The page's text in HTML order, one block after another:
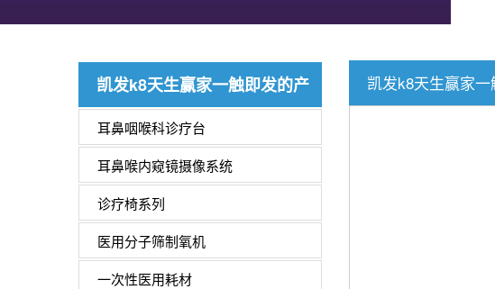
凯发k8天生赢家一触即发的产
品中心
耳鼻咽喉科诊疗台
耳鼻喉内窥镜摄像系统
诊疗椅系列
医用分子筛制氧机
一次性医用耗材
凯发k8天生赢家